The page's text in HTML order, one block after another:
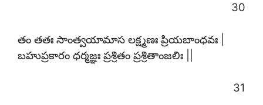
30
తం తతః సాంత్వయామాస లక్ష్మణః ప్రియబాంధవః |
బహుప్రకారం ధర్మజ్ఞః ప్రశ్రితం ప్రశ్రితాంజలిః ||
31